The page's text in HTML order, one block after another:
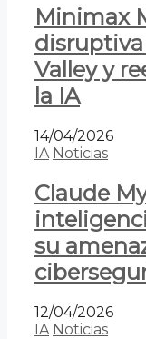
Minimax
disruptiva
Valley y
la IA
14/04/2026
IA Noticias
Claude
su
12/04/2026
IA Noticias